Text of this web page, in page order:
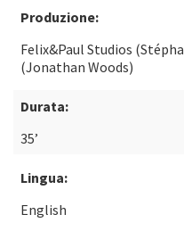
Produzione:
Felix&Paul Studios
(Jonathan Woods)
Durata:
35’
Lingua:
English